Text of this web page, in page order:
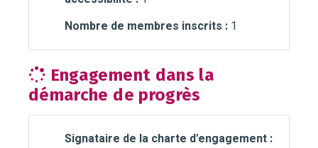
Nombre de membres inscrits : 1
Engagement dans la
démarche de progrès
Signataire de la charte d'engagement :